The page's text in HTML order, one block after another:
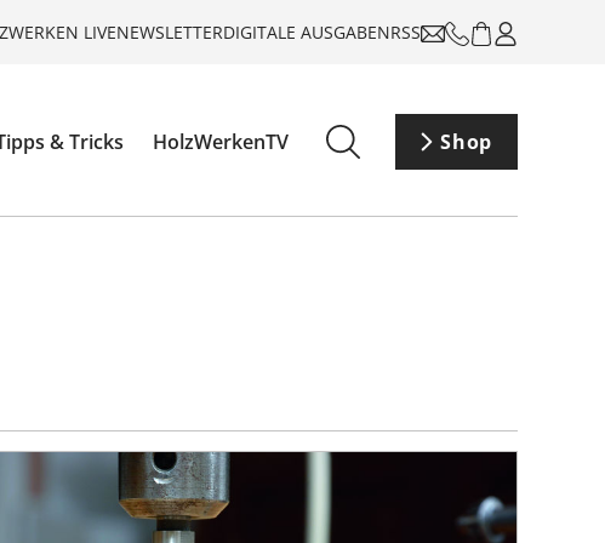
LIVENEWSLETTERDIGITALE AUSGABENRSS
& Tricks HolzWerkenTV Shop